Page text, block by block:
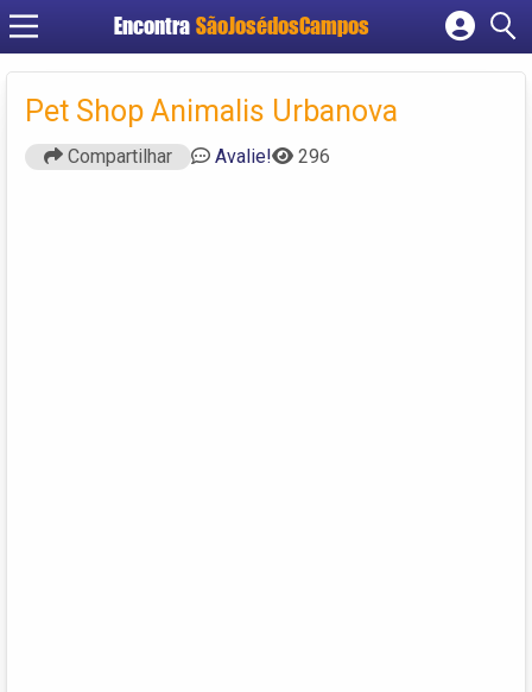
Encontra SãoJosédosCampos
Cadastrar empresa
Criar conta
Pet Shop Animalis Urbanova
Compartilhar Avalie! 296